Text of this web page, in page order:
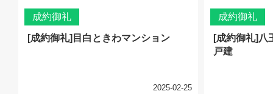
成約御礼
[成約御礼]目白ときわマンション
2025-02-25
成約御礼
[成約御礼]八
戸建